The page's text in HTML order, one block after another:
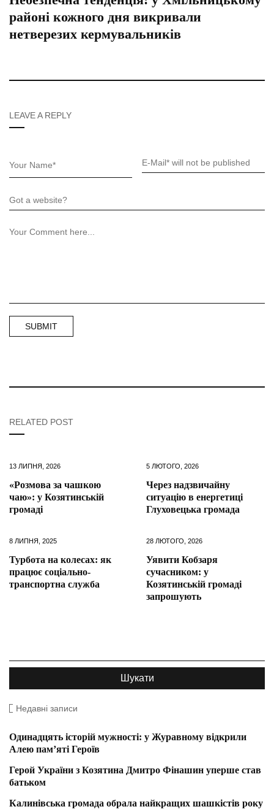
районі кожного дня викривали
нетверезих кермувальників
LEAVE A REPLY
RELATED POST
13 ЛИПНЯ, 2026
«Розмова за чашкою
чаю»: у Козятинській
громаді
5 ЛЮТОГО, 2026
Через надзвичайну
ситуацію в енергетиці
Глуховецька громада
8 ЛИПНЯ, 2025
Турбота на колесах: як
працює соціально-
транспортна служба
28 ЛЮТОГО, 2026
Уявити Кобзаря
сучасником: у
Козятинській громаді
запрошують
Недавні записи
Одинадцять історій мужності: у Журавному відкрили
Алею пам’яті Героїв
Герой України з Козятина Дмитро Фінашин уперше став
батьком
Калинівська громада обрала найкращих шашкістів року